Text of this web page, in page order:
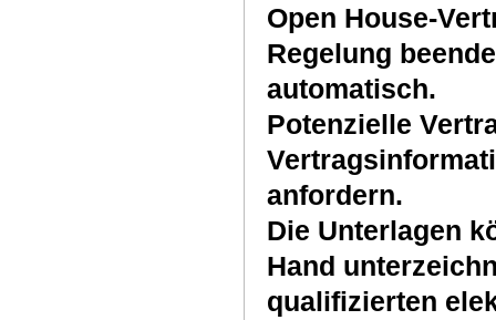
Open House-
Regelung
automatisch.
Potenzielle
anfordern.
Die Unterlagen
Hand
qualifizierten